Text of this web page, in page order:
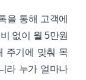
을 통해 고객에
없이 월 5만원
주기에 맞춰 목
라 누가 얼마나